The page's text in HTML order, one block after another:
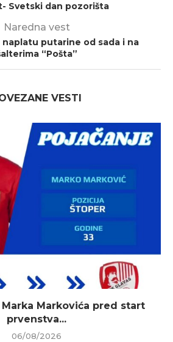
Svetski dan pozorišta
Naredna vest
naplatu putarine od sada i na
“Pošta”
VESTI
Marka Markovića pred start
prvenstva...
06/08/2026